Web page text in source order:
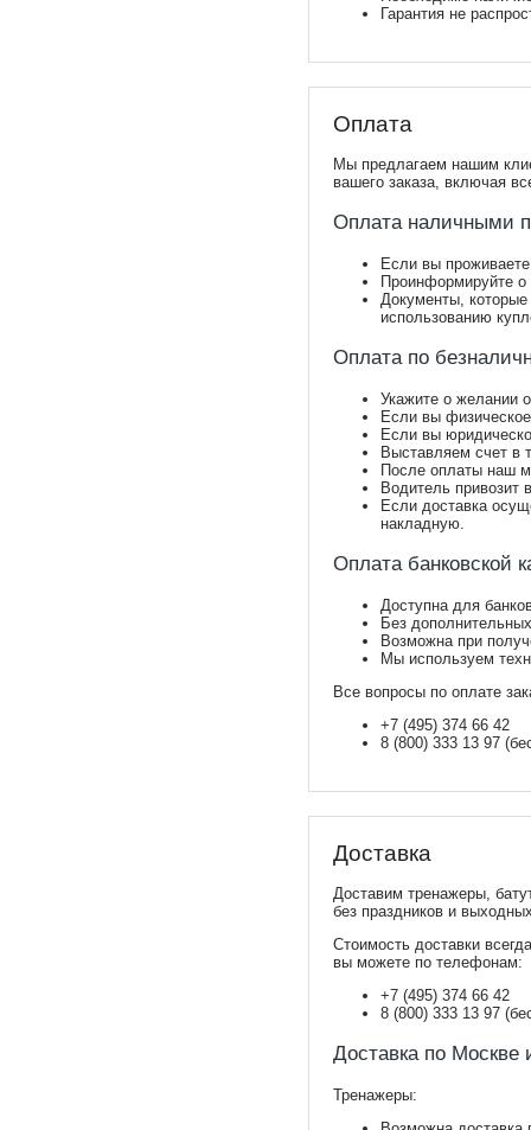
Гарантия не
Оплата
Мы предлагаем нашим
вашего заказа, включая
Оплата наличными
Если вы
Проинформируйте
Документы, которые
использованию
Оплата по
Укажите о желании
Если вы
Если вы
Выставляем счет в
После оплаты наш
Водитель привозит
Если доставка
накладную.
Оплата банковской
Доступна для
Без
Возможна при
Мы используем
Все вопросы по оплате
+7 (495) 374 66 42
8 (800) 333 13 97
Доставка
Доставим тренажеры,
без праздников и
Стоимость доставки
вы можете по телефонам:
+7 (495) 374 66 42
8 (800) 333 13 97
Доставка по Москве
Тренажеры: